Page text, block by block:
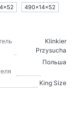
490×14×52
Klinkier
Przysucha
Польша
King Size